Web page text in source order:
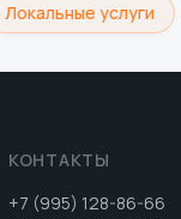
Локальные услуги
КОНТАКТЫ
+7 (995) 128-86-66